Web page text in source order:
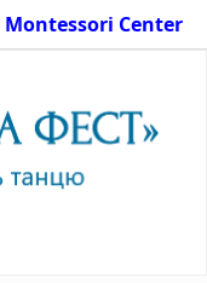
Montessori Center